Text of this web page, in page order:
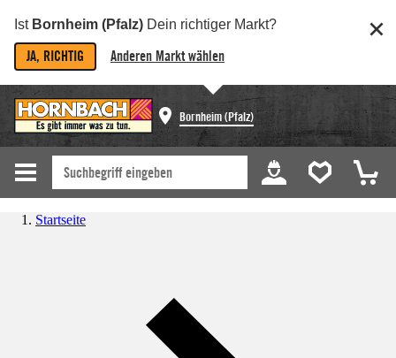
Ist Bornheim (Pfalz) Dein richtiger Markt?
JA, RICHTIG Anderen Markt wählen
Bornheim (Pfalz)
Startseite